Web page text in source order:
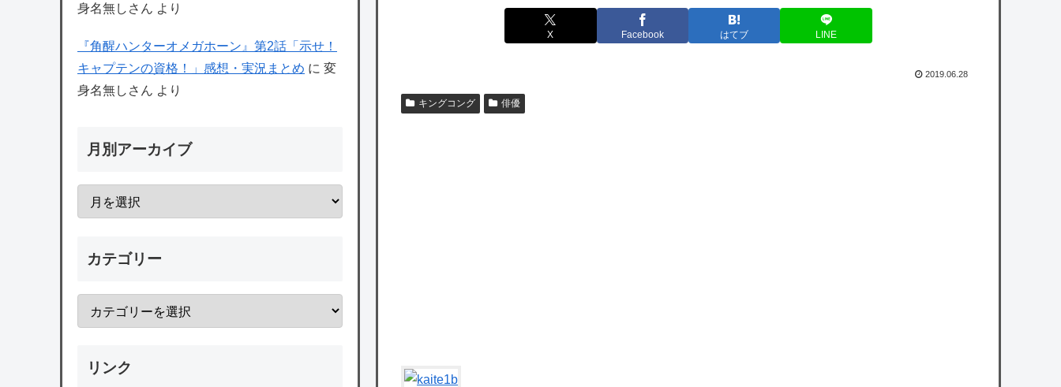
海外「日本よ、お前がナンバーワンだ」 熊
衝撃
別課題消化時は別として
本 26打点 出塁率.311 OPS.831 wRC+137
【カープ実況】秋山翔吾1番センター！先発
X Facebook はてブ LINE
2019.06.28
キングコング 俳優
身名無しさん より
『角醒ハンターオメガホーン』第2話「示せ！
キャプテンの資格！」感想・実況まとめ に 変
身名無しさん より
月別アーカイブ
カテゴリー
リンク